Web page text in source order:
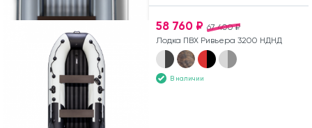
67 400 ₽
58 760 ₽
Лодка ПВХ Ривьера 3200 НДНД
В наличии